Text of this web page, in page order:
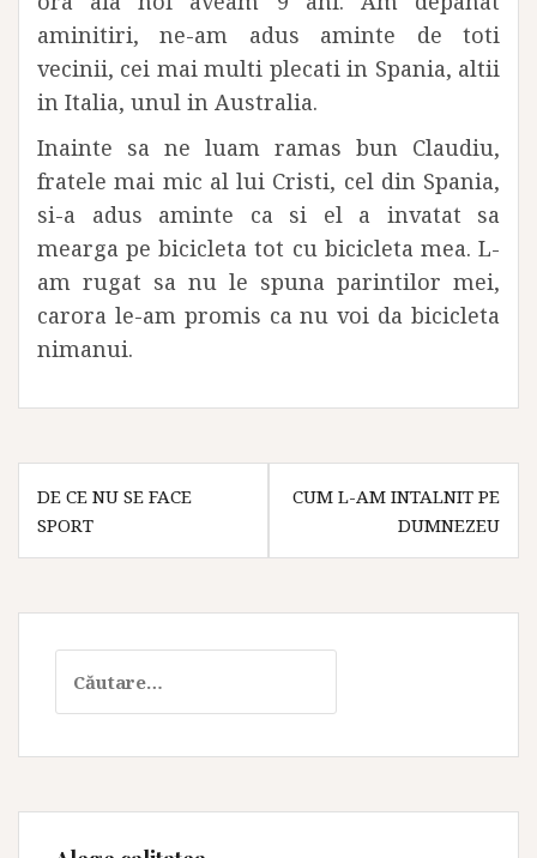
aminitiri, ne-am adus aminte de toti
vecinii, cei mai multi plecati in Spania, altii
in Italia, unul in Australia.
Inainte sa ne luam ramas bun Claudiu,
fratele mai mic al lui Cristi, cel din Spania,
si-a adus aminte ca si el a invatat sa
mearga pe bicicleta tot cu bicicleta mea. L-
am rugat sa nu le spuna parintilor mei,
carora le-am promis ca nu voi da bicicleta
nimanui.
Navigare
în
articole
DE CE NU SE FACE
SPORT
CUM L-AM INTALNIT PE
DUMNEZEU
după: